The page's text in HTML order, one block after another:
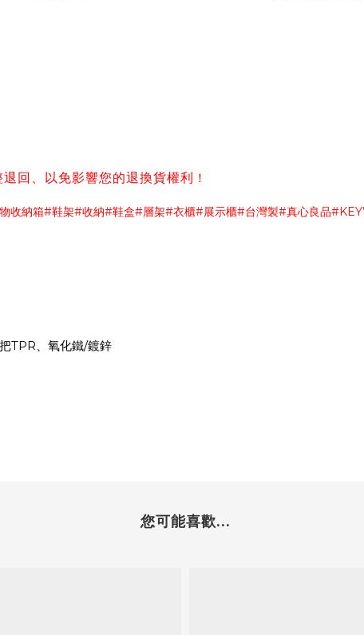
回、以免影響您的退換貨權利 ！
收納箱#鞋架#收納#鞋盒#層架#衣櫃#展示櫃#台灣製#真心良品
TPR、氧化鐵/鍍鋅
您可能喜歡...